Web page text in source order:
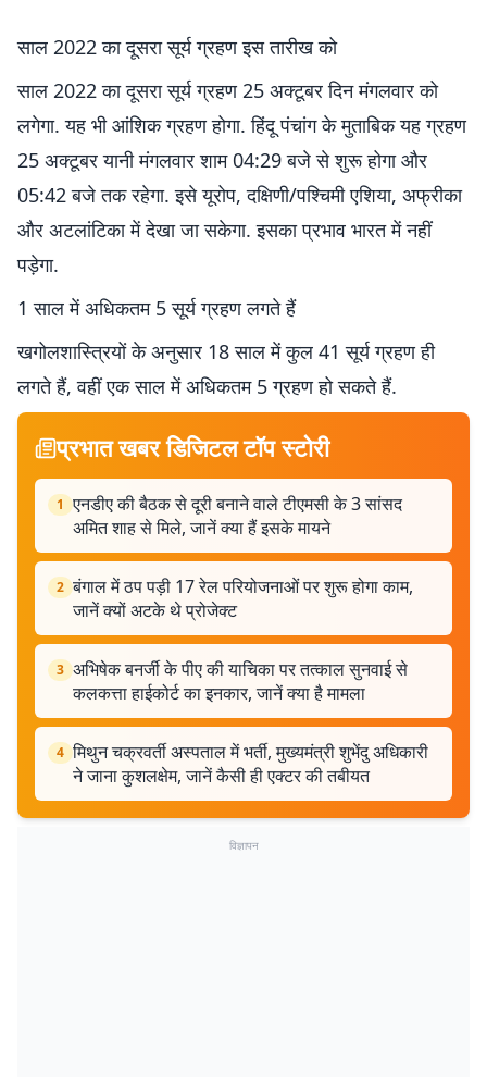
साल 2022 का दूसरा सूर्य ग्रहण इस तारीख को
साल 2022 का दूसरा सूर्य ग्रहण 25 अक्टूबर दिन मंगलवार को
लगेगा. यह भी आंशिक ग्रहण होगा. हिंदू पंचांग के मुताबिक यह ग्रहण
25 अक्टूबर यानी मंगलवार शाम 04:29 बजे से शुरू होगा और
05:42 बजे तक रहेगा. इसे यूरोप, दक्षिणी/पश्चिमी एशिया, अफ्रीका
और अटलांटिका में देखा जा सकेगा. इसका प्रभाव भारत में नहीं
पड़ेगा.
1 साल में अधिकतम 5 सूर्य ग्रहण लगते हैं
खगोलशास्त्रियों के अनुसार 18 साल में कुल 41 सूर्य ग्रहण ही
लगते हैं, वहीं एक साल में अधिकतम 5 ग्रहण हो सकते हैं.
प्रभात खबर डिजिटल टॉप स्टोरी
1 एनडीए की बैठक से दूरी बनाने वाले टीएमसी के 3 सांसद
अमित शाह से मिले, जानें क्या हैं इसके मायने
2 बंगाल में ठप पड़ी 17 रेल परियोजनाओं पर शुरू होगा काम,
जानें क्यों अटके थे प्रोजेक्ट
3 अभिषेक बनर्जी के पीए की याचिका पर तत्काल सुनवाई से
कलकत्ता हाईकोर्ट का इनकार, जानें क्या है मामला
4 मिथुन चक्रवर्ती अस्पताल में भर्ती, मुख्यमंत्री शुभेंदु अधिकारी
ने जाना कुशलक्षेम, जानें कैसी ही एक्टर की तबीयत
विज्ञापन